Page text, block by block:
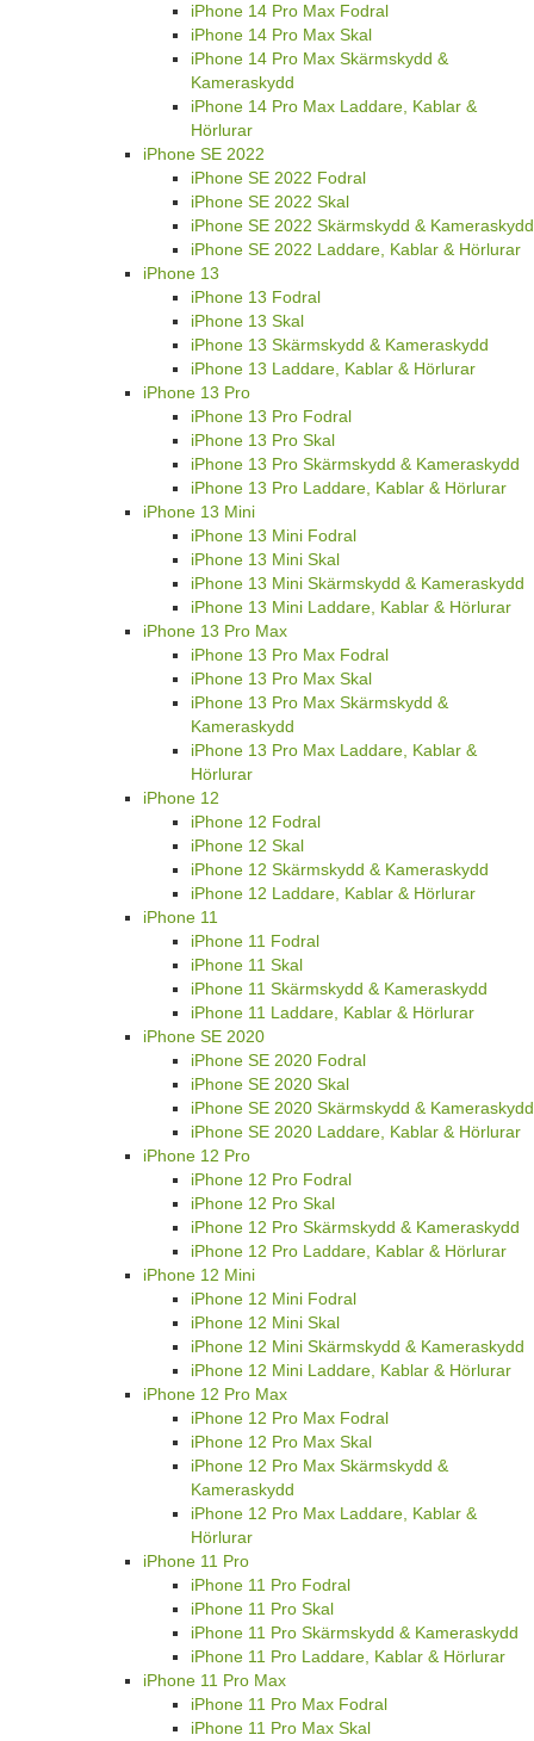
iPhone 14 Pro Max Fodral
iPhone 14 Pro Max Skal
iPhone 14 Pro Max Skärmskydd &
Kameraskydd
iPhone 14 Pro Max Laddare, Kablar &
Hörlurar
iPhone SE 2022
iPhone SE 2022 Fodral
iPhone SE 2022 Skal
iPhone SE 2022 Skärmskydd & Kameraskydd
iPhone SE 2022 Laddare, Kablar & Hörlurar
iPhone 13
iPhone 13 Fodral
iPhone 13 Skal
iPhone 13 Skärmskydd & Kameraskydd
iPhone 13 Laddare, Kablar & Hörlurar
iPhone 13 Pro
iPhone 13 Pro Fodral
iPhone 13 Pro Skal
iPhone 13 Pro Skärmskydd & Kameraskydd
iPhone 13 Pro Laddare, Kablar & Hörlurar
iPhone 13 Mini
iPhone 13 Mini Fodral
iPhone 13 Mini Skal
iPhone 13 Mini Skärmskydd & Kameraskydd
iPhone 13 Mini Laddare, Kablar & Hörlurar
iPhone 13 Pro Max
iPhone 13 Pro Max Fodral
iPhone 13 Pro Max Skal
iPhone 13 Pro Max Skärmskydd &
Kameraskydd
iPhone 13 Pro Max Laddare, Kablar &
Hörlurar
iPhone 12
iPhone 12 Fodral
iPhone 12 Skal
iPhone 12 Skärmskydd & Kameraskydd
iPhone 12 Laddare, Kablar & Hörlurar
iPhone 11
iPhone 11 Fodral
iPhone 11 Skal
iPhone 11 Skärmskydd & Kameraskydd
iPhone 11 Laddare, Kablar & Hörlurar
iPhone SE 2020
iPhone SE 2020 Fodral
iPhone SE 2020 Skal
iPhone SE 2020 Skärmskydd & Kameraskydd
iPhone SE 2020 Laddare, Kablar & Hörlurar
iPhone 12 Pro
iPhone 12 Pro Fodral
iPhone 12 Pro Skal
iPhone 12 Pro Skärmskydd & Kameraskydd
iPhone 12 Pro Laddare, Kablar & Hörlurar
iPhone 12 Mini
iPhone 12 Mini Fodral
iPhone 12 Mini Skal
iPhone 12 Mini Skärmskydd & Kameraskydd
iPhone 12 Mini Laddare, Kablar & Hörlurar
iPhone 12 Pro Max
iPhone 12 Pro Max Fodral
iPhone 12 Pro Max Skal
iPhone 12 Pro Max Skärmskydd &
Kameraskydd
iPhone 12 Pro Max Laddare, Kablar &
Hörlurar
iPhone 11 Pro
iPhone 11 Pro Fodral
iPhone 11 Pro Skal
iPhone 11 Pro Skärmskydd & Kameraskydd
iPhone 11 Pro Laddare, Kablar & Hörlurar
iPhone 11 Pro Max
iPhone 11 Pro Max Fodral
iPhone 11 Pro Max Skal